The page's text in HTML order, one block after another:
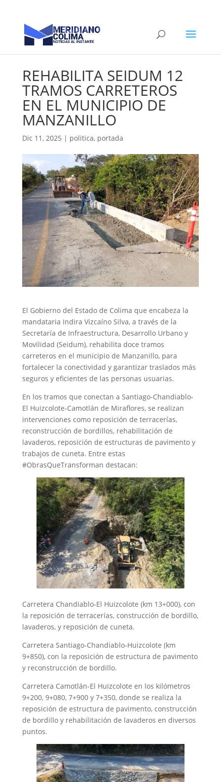
REHABILITA SEIDUM 12
TRAMOS CARRETEROS
EN EL MUNICIPIO DE
MANZANILLO
Dic 11, 2025 | politica, portada
El Gobierno del Estado de Colima que encabeza la
mandataria Indira Vizcaíno Silva, a través de la
Secretaría de Infraestructura, Desarrollo Urbano y
Movilidad (Seidum), rehabilita doce tramos
carreteros en el municipio de Manzanillo, para
fortalecer la conectividad y garantizar traslados más
seguros y eficientes de las personas usuarias.
En los tramos que conectan a Santiago-Chandiablo-
El Huizcolote-Camotlán de Miraflores, se realizan
intervenciones como reposición de terracerías,
reconstrucción de bordillos, rehabilitación de
lavaderos, reposición de estructuras de pavimento y
trabajos de cuneta. Entre estas
#ObrasQueTransforman destacan:
Carretera Chandiablo-El Huizcolote (km 13+000), con
la reposición de terracerías, construcción de bordillo,
lavaderos, y reposición de cuneta.
Carretera Santiago-Chandiablo-Huizcolote (km
9+850), con la reposición de estructura de pavimento
y reconstrucción de bordillo.
Carretera Camotlán-El Huizcolote en los kilómetros
9+200, 9+080, 7+900 y 7+350, donde se realiza la
reposición de estructura de pavimento, construcción
de bordillo y rehabilitación de lavaderos en diversos
puntos.